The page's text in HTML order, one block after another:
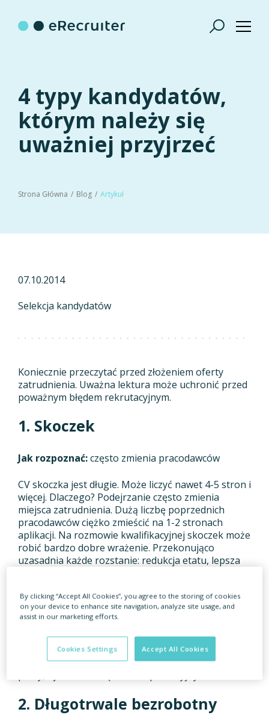
4 typy kandydatów,
którym należy się
uważniej przyjrzeć
Strona Główna Blog Artykuł
07.10.2014
Selekcja kandydatów
Koniecznie przeczytać przed złożeniem oferty
zatrudnienia. Uważna lektura może uchronić przed
poważnym błędem rekrutacyjnym.
1. Skoczek
Jak rozpoznać:często zmienia pracodawców
CV skoczka jest długie. Może liczyć nawet 4-5 stron i
więcej. Dlaczego? Podejrzanie często zmienia
miejsca zatrudnienia. Dużą liczbę poprzednich
pracodawców ciężko zmieścić na 1-2 stronach
aplikacji. Na rozmowie kwalifikacyjnej skoczek może
robić bardzo dobre wrażenie. Przekonująco
uzasadnia każde rozstanie: redukcja etatu, lepsza
Moja rada: notuj skrupulatnie przyczyny zmiany
pracodawców. Przydadzą się podczas weryfikacji
referencji.
Zagrożenie po zatrudnieniu:niska motywacja do
2. Długotrwale bezrobotny
By clicking “Accept All Cookies”, you agree to the storing of cookies
on your device to enhance site navigation, analyze site usage, and
assist in our marketing efforts.
Accept All Cookies
Cookies Settings